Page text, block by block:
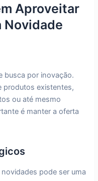
Aproveitar
Novidade
busca por inovação.
produtos existentes,
ou até mesmo
é manter a oferta
pode ser uma